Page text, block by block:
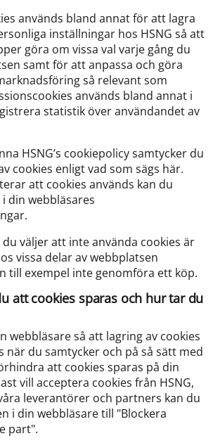
används bland annat för att lagra
inställningar hos HSNG så att
göra om vissa val varje gång du
samt för att anpassa och göra
så relevant som
används bland annat i
statistik över användandet av
HSNG’s cookiepolicy samtycker du
cookies enligt vad som sägs här.
att cookies används kan du
din webbläsares
väljer att inte använda cookies är
vissa delar av webbplatsen
till exempel inte genomföra ett köp.
att cookies sparas och hur tar du
webbläsare så att lagring av cookies
när du samtycker och på så sätt med
att cookies sparas på din
vill acceptera cookies från HSNG,
leverantörer och partners kan du
i din webbläsare till "Blockera
part".